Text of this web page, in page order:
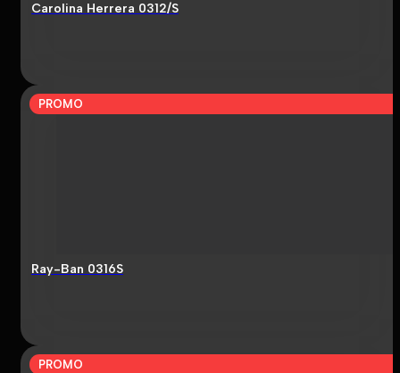
Carolina Herrera 0312/S
PROMO
Ray-Ban 0316S
PROMO